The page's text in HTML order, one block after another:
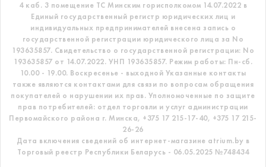
4 каб. 3 помещение ТС Минским горисполкомом 14.07.2022 в
Единый государственный регистр юридических лиц и
индивидуальных предпринимателей внесена запись о
государственной регистрации юридического лица за No
193635857. Свидетельство о государственной регистрации: No
193635857 от 14.07.2022. УНП 193635857. Режим работы: Пн-сб.
10.00 - 19.00. Воскресенье - выходной Указанные контакты
также являются контактами для связи по вопросам обращения
покупателей о нарушении их прав. Уполномоченные по защите
прав потребителей: отдел торговли и услуг администрации
Первомайского района г. Минска, +375 17 215-17-40, +375 17 215-
26-26
Дата включения сведений об интернет-магазине atrium.by в
Торговый реестр Республики Беларусь - 06.05.2025 №748434